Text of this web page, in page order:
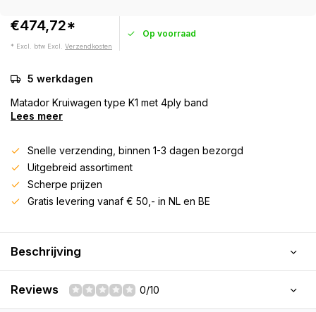
€474,72*
* Excl. btw Excl. Verzendkosten
Op voorraad
5 werkdagen
Matador Kruiwagen type K1 met 4ply band
Lees meer
Snelle verzending, binnen 1-3 dagen bezorgd
Uitgebreid assortiment
Scherpe prijzen
Gratis levering vanaf € 50,- in NL en BE
Beschrijving
Reviews 0/10